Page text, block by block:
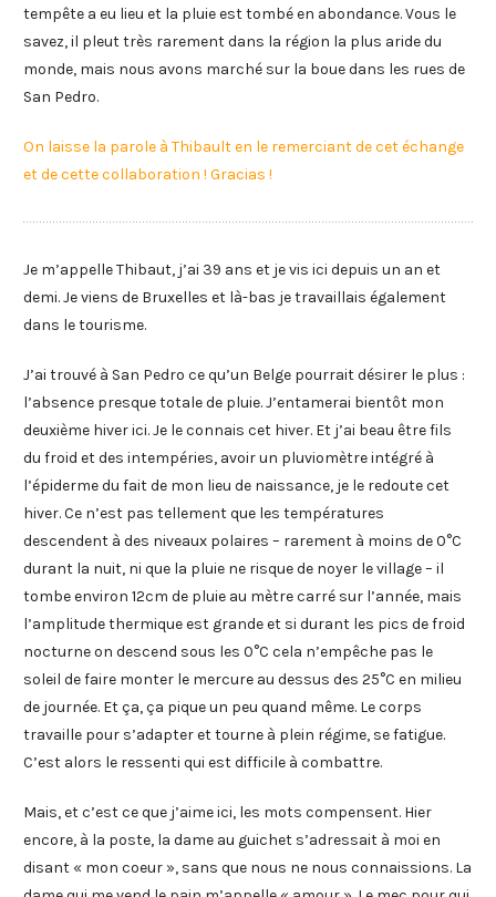
tempête a eu lieu et la pluie est tombé en abondance. Vous le
savez, il pleut très rarement dans la région la plus aride du
monde, mais nous avons marché sur la boue dans les rues de
San Pedro.
On laisse la parole à Thibault en le remerciant de cet échange
et de cette collaboration ! Gracias !
Je m’appelle Thibaut, j’ai 39 ans et je vis ici depuis un an et
demi. Je viens de Bruxelles et là-bas je travaillais également
dans le tourisme.
J’ai trouvé à San Pedro ce qu’un Belge pourrait désirer le plus :
l’absence presque totale de pluie. J’entamerai bientôt mon
deuxième hiver ici. Je le connais cet hiver. Et j’ai beau être fils
du froid et des intempéries, avoir un pluviomètre intégré à
l’épiderme du fait de mon lieu de naissance, je le redoute cet
hiver. Ce n’est pas tellement que les températures
descendent à des niveaux polaires – rarement à moins de 0°C
durant la nuit, ni que la pluie ne risque de noyer le village – il
tombe environ 12cm de pluie au mètre carré sur l’année, mais
l’amplitude thermique est grande et si durant les pics de froid
nocturne on descend sous les 0°C cela n’empêche pas le
soleil de faire monter le mercure au dessus des 25°C en milieu
de journée. Et ça, ça pique un peu quand même. Le corps
travaille pour s’adapter et tourne à plein régime, se fatigue.
C’est alors le ressenti qui est difficile à combattre.
Mais, et c’est ce que j’aime ici, les mots compensent. Hier
encore, à la poste, la dame au guichet s’adressait à moi en
disant « mon coeur », sans que nous ne nous connaissions. La